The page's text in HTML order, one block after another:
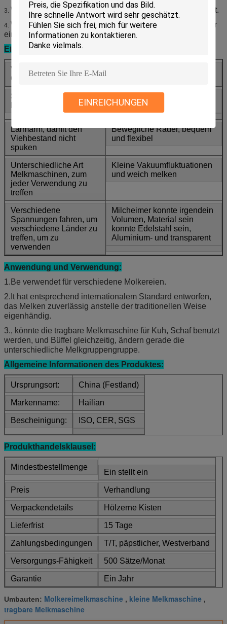
EINREICHUNGEN
3. Wir sind die Berufsmaschinenfertigung, die direkt verkauft.
4. Wir gewähren die technische Unterstützung innerhalb der
einer Jahrgarantie (außer empfindlichen Stücken).
Eigenschaften:
Verbessern Sie die
Qualität der Milch
Stabile Vakuum- und
Pulsierenrate
Einfach zu benützen und
instandzuhalten
Lärmarm, damit den
Viehbestand nicht
spuken
Bewegliche Räder, bequem
und flexibel
Unterschiedliche Art
Melkmaschinen, zum
jeder Verwendung zu
treffen
Kleine Vakuumfluktuationen
und weich melken
Verschiedene
Spannungen fahren, um
verschiedene Länder zu
treffen, um zu
verwenden
Milcheimer konnte irgendein
Volumen, Material sein
konnte Edelstahl sein,
Aluminium- und transparent
Anwendung und Verwendung:
1.Be verwendet für verschiedene Molkereien.
2.It hat entsprechend internationalem Standard entworfen,
das Melken zuverlässig anstelle der traditionellen Weise
eigenhändig.
3., könnte die tragbare Melkmaschine für Kuh, Schaf benutzt
werden, und Büffel gleichzeitig, ändern gerade die
unterschiedliche Melkgruppengruppe.
Allgemeine Informationen des Produktes:
Ursprungsort:
China (Festland)
Markenname:
Hailian
Bescheinigung:
ISO, CER, SGS
Produkthandelsklausel:
Mindestbestellmenge
Ein stellt ein
Preis
Verhandlung
Verpackendetails
Hölzerne Kisten
Lieferfrist
15 Tage
Zahlungsbedingungen
T/T, päpstlicher, Westverband
Versorgungs-Fähigkeit
500 Sätze/Monat
Garantie
Ein Jahr
Umbauten: Molkereimelkmaschine , kleine Melkmaschine ,
tragbare Melkmaschine